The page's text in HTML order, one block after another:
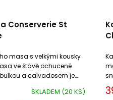
Conserverie St
SKLADEM (20 KS)
masa s velkými kousky
ve štávě ochucené
a calvadosem je
pro všechny